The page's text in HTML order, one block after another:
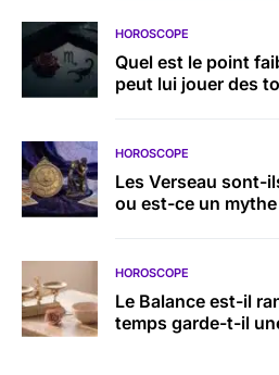
HOROSCOPE
Quel est le point
peut lui jouer des
HOROSCOPE
Les Verseau sont-
ou est-ce un
HOROSCOPE
Le Balance est-il
temps garde-t-il